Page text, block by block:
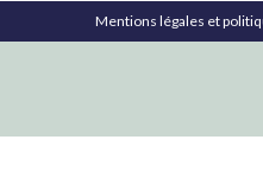
Mentions légales et